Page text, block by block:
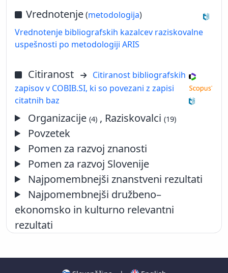
Vrednotenje(metodologija)
Vrednotenje bibliografskih kazalcev raziskovalne
uspešnosti po metodologiji ARIS
Citiranost
Citiranost bibliografskih
zapisov v COBIB.SI, ki so povezani z zapisi
citatnih baz
Organizacije(4) , Raziskovalci(19)
Povzetek
Pomen za razvoj znanosti
Pomen za razvoj Slovenije
Najpomembnejši znanstveni rezultati
Najpomembnejši družbeno–
ekonomsko in kulturno relevantni
rezultati